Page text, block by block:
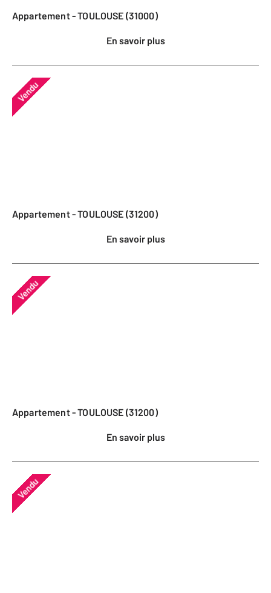
Appartement - TOULOUSE (31000)
En savoir plus
Vendu
Appartement - TOULOUSE (31200)
En savoir plus
Vendu
Appartement - TOULOUSE (31200)
En savoir plus
Vendu